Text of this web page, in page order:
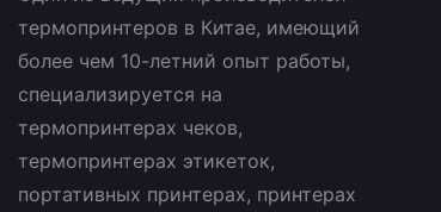
термопринтеров в Китае, имеющий
более чем 10-летний опыт работы,
специализируется на
термопринтерах чеков,
термопринтерах этикеток,
портативных принтерах, принтерах